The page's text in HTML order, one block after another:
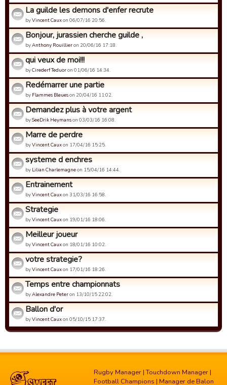
La guilde les demons d'enfer recrute
byVincent Cauxon 06/07/16 20:56.
Bonjour, jurassien cherche guilde ,
byAnthony Rouillieron 20/06/16 17:18.
qui veux de moi!!!
byCirederf Teduoron 01/06/16 14:34.
Redémarrer une partie
by Flammes Bleueson 20/04/16 11:02.
Demandez plus à votre argent
bySeeDrik Heymanson 03/03/16 16:08.
Marre de perdre
byVincent Cauxon 17/04/16 15:25.
systeme d enchres
by Lilian Charlemagneon 15/04/16 14:44.
Entrainement
byVincent Cauxon 31/03/16 16:58.
Strategie
byVincent Cauxon 19/01/16 18:06.
Meilleur joueur
byVincent Cauxon 18/01/16 10:02.
votre strategie?
byVincent Cauxon 17/01/16 18:26.
Temps entre championnats
byAlexandre Peteron 13/10/15 22:02.
Ballon d'or
byVincent Cauxon 05/10/15 17:37.
Rugby Manager |Touchdown Manager |
Football Champions | Manager de Balon